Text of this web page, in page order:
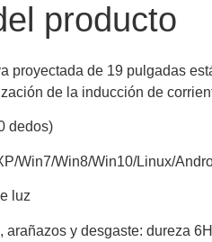
producto
proyectada de 19 pulgadas
de la inducción de
dedos)
Win7/Win8/Win10/Linux/
luz
arañazos y desgaste: dureza 6H